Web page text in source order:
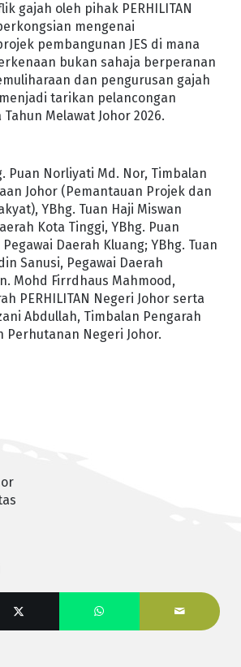
gajah oleh pihak PERHILITAN
mengenai
pembangunan JES di mana
bukan sahaja berperanan
dan pengurusan gajah
tarikan pelancongan
Melawat Johor 2026.
Puan Norliyati Md. Nor, Timbalan
Johor (Pemantauan Projek dan
YBhg. Tuan Haji Miswan
Kota Tinggi, YBhg. Puan
Daerah Kluang; YBhg. Tuan
Sanusi, Pegawai Daerah
Mohd Firrdhaus Mahmood,
PERHILITAN Negeri Johor serta
Abdullah, Timbalan Pengarah
Perhutanan Negeri Johor.